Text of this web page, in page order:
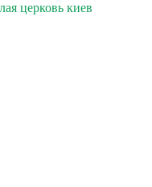
церковь киев